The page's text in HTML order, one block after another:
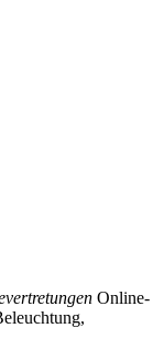
Online-